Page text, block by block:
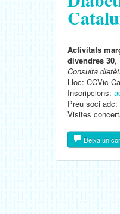
Activitats
divendres 30,
Consulta
Lloc: CCVic
Inscripcions:
Preu soci
Visites
Deixa un